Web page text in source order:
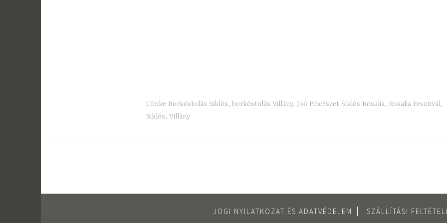
Címke Borkóstolás Siklós, borkóstolás Villány, Joó Pincészet Siklós Rosalia, Rosalia Fesztivál,
Siklós, Villány
JOGI NYILATKOZAT ÉS ADATVÉDELEM SZÁLLÍTÁSI